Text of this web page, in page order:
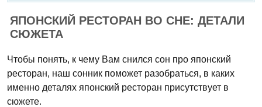
ЯПОНСКИЙ РЕСТОРАН ВО СНЕ: ДЕТАЛИ
СЮЖЕТА
Чтобы понять, к чему Вам снился сон про японский
ресторан, наш сонник поможет разобраться, в каких
именно деталях японский ресторан присутствует в
сюжете.